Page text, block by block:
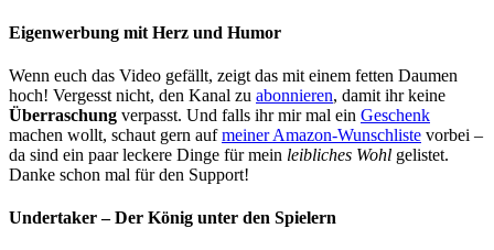
Eigenwerbung mit Herz und Humor
Wenn euch das Video gefällt, zeigt das mit einem fetten Daumen
hoch! Vergesst nicht, den Kanal zu abonnieren, damit ihr keine
Überraschung verpasst. Und falls ihr mir mal ein Geschenk
machen wollt, schaut gern aufmeiner Amazon-Wunschliste vorbei –
da sind ein paar leckere Dinge für mein leibliches Wohl gelistet.
Danke schon mal für den Support!
Undertaker – Der König unter den Spielern